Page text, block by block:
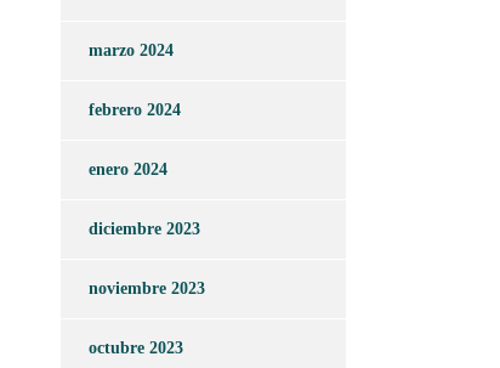
marzo 2024
febrero 2024
enero 2024
diciembre 2023
noviembre 2023
octubre 2023